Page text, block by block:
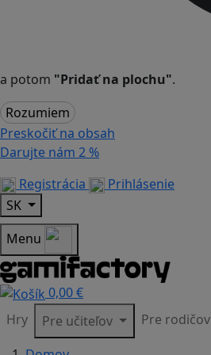
a potom "Pridať na plochu".
Rozumiem
Preskočiť na obsah
Darujte nám 2 %
Registrácia
Prihlásenie
SK
Menu
0,00 €
Hry
Pre učiteľov Pre rodičov